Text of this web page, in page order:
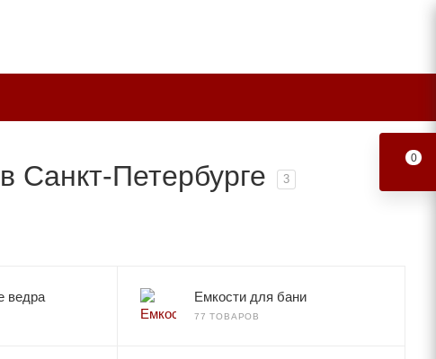
Санкт-Петербурге 3
ведра Емкости для бани
77 ТОВАРОВ
0